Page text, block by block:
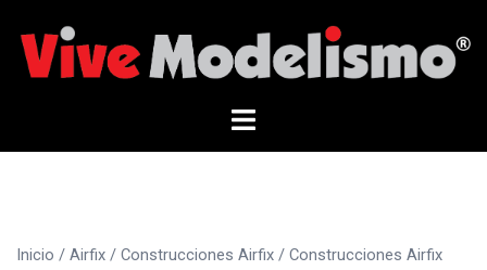
contenido
Alternar
Inicio / Airfix / Construcciones Airfix / Construcciones Airfix